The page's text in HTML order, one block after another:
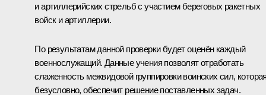
и артиллерийских стрельб с участием береговых ракетных
войск и артиллерии.
По результатам данной проверки будет оценён каждый
военнослужащий. Данные учения позволят отработать
слаженность межвидовой группировки воинских сил,
безусловно, обеспечит решение поставленных задач.